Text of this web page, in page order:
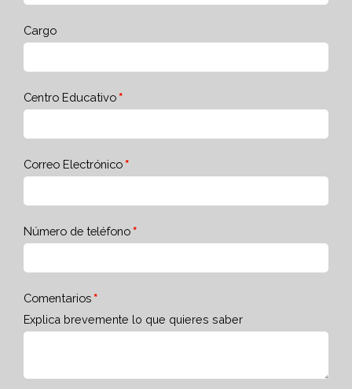
Cargo
Centro Educativo
Correo Electrónico
Número de teléfono
Comentarios
Explica brevemente lo que quieres saber